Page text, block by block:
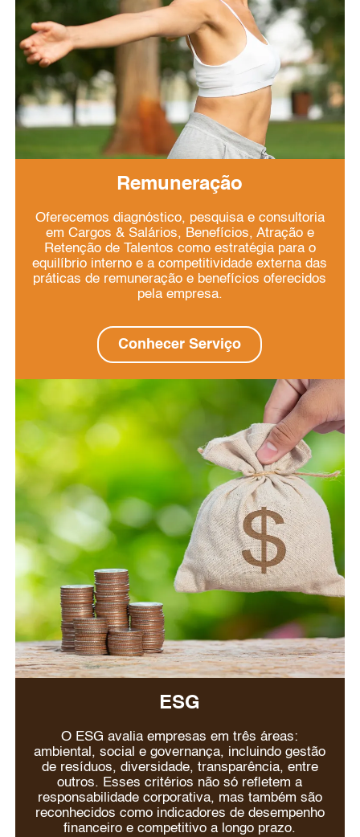
Remuneração
Oferecemos diagnóstico, pesquisa e consultoria
em Cargos & Salários, Benefícios, Atração e
Retenção de Talentos como estratégia para o
equilíbrio interno e a competitividade externa das
práticas de remuneração e benefícios oferecidos
pela empresa.
Conhecer Serviço
ESG
O ESG avalia empresas em três áreas:
ambiental, social e governança, incluindo gestão
de resíduos, diversidade, transparência, entre
outros. Esses critérios não só refletem a
responsabilidade corporativa, mas também são
reconhecidos como indicadores de desempenho
financeiro e competitivo a longo prazo.